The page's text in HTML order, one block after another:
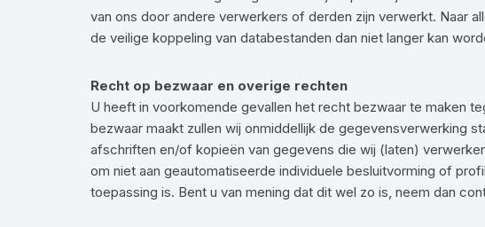
van ons door andere verwerkers of derden zijn verwerkt. Naar
de veilige koppeling van databestanden dan niet langer kan
Recht op bezwaar en overige rechten
U heeft in voorkomende gevallen het recht bezwaar te maken
bezwaar maakt zullen wij onmiddellijk de gegevensverwerking
afschriften en/of kopieën van gegevens die wij (laten)
om niet aan geautomatiseerde individuele besluitvorming of
toepassing is. Bent u van mening dat dit wel zo is, neem dan